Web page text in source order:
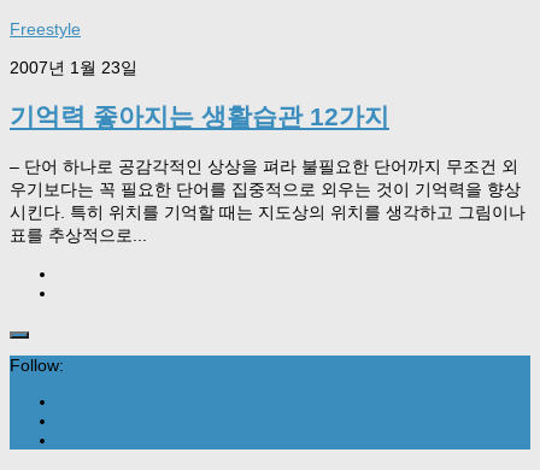
Freestyle
2007년 1월 23일
기억력 좋아지는 생활습관 12가지
– 단어 하나로 공감각적인 상상을 펴라 불필요한 단어까지 무조건 외
우기보다는 꼭 필요한 단어를 집중적으로 외우는 것이 기억력을 향상
시킨다. 특히 위치를 기억할 때는 지도상의 위치를 생각하고 그림이나
표를 추상적으로...
Follow: